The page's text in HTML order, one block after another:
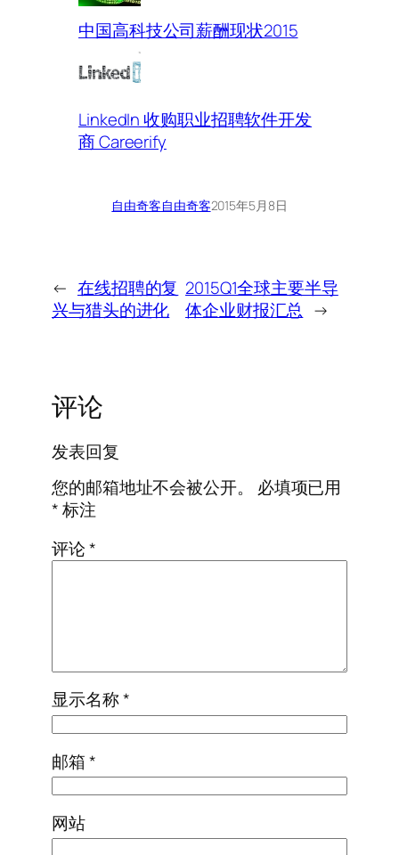
中国高科技公司薪酬现状2015
LinkedIn 收购职业招聘软件开发
商 Careerify
自由奇客自由奇客2015年5月8日
← 在线招聘的复
兴与猎头的进化
2015Q1全球主要半导
体企业财报汇总 →
评论
发表回复
您的邮箱地址不会被公开。
必填项已用
*标注
评论*
显示名称*
邮箱*
网站